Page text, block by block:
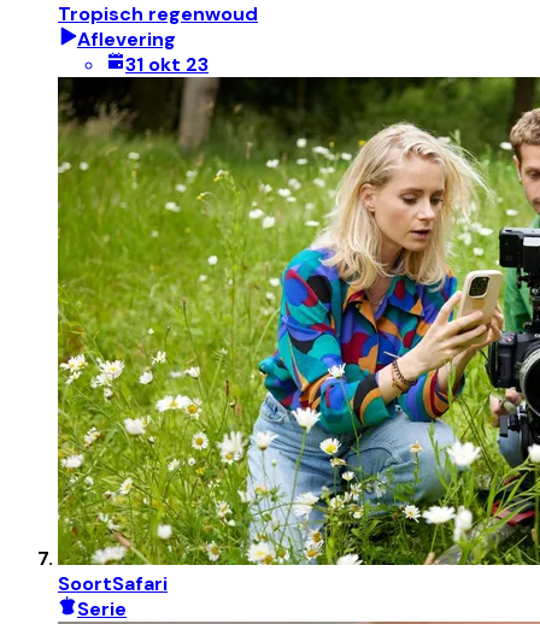
Tropisch regenwoud
Aflevering
31 okt 23
SoortSafari
Serie